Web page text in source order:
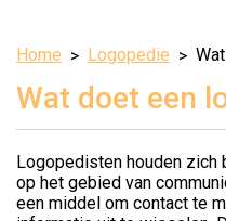
Home Logopedie
Wat doet een
Logopedisten houden
op het gebied van
een middel om contact te